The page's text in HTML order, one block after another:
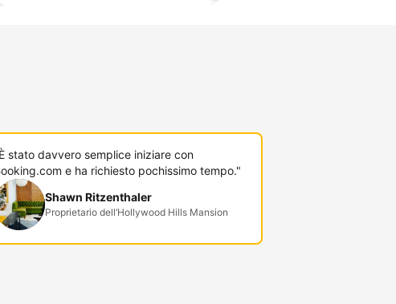
stato davvero semplice iniziare con
e ha richiesto pochissimo tempo."
Shawn Ritzenthaler
Proprietario dell’Hollywood Hills Mansion